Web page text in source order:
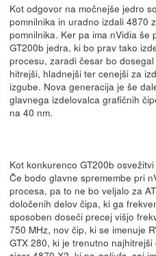
Kot odgovor na močnejše jedro
pomnilnika in uradno izdali 4870
pomnilnika. Ker pa ima nVidia še
GT200b jedra, ki bo prav tako
procesu, zaradi česar bo
hitrejši, hladnejši ter cenejši za
izgube. Nova generacija je še
glavnega izdelovalca grafičnih
na 40 nm.
Kot konkurenco GT200b
Če bodo glavne spremembe pri
procesa, pa to ne bo veljalo za
določenih delov čipa, ki ga
sposoben doseči precej višjo
750 MHz, nov čip, ki se imenuje
GTX 280, ki je trenutno